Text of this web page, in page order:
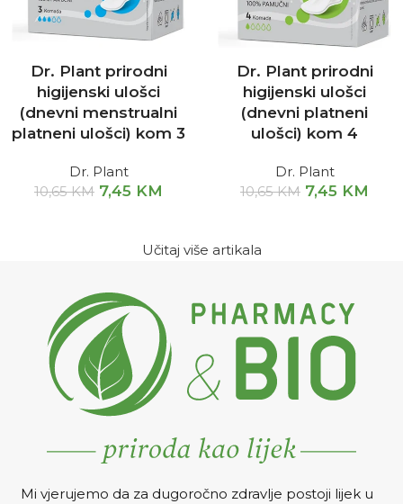
Dr. Plant prirodni
higijenski ulošci
(dnevni menstrualni
platneni ulošci) kom 3
Dr. Plant
10,65KM 7,45 KM
Dr. Plant prirodni
higijenski ulošci
(dnevni platneni
ulošci) kom 4
Dr. Plant
10,65KM 7,45 KM
Učitaj više artikala
Mi vjerujemo da za dugoročno zdravlje postoji lijek u